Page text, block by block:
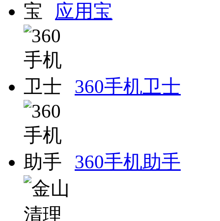
应用宝
360手机卫士
360手机助手